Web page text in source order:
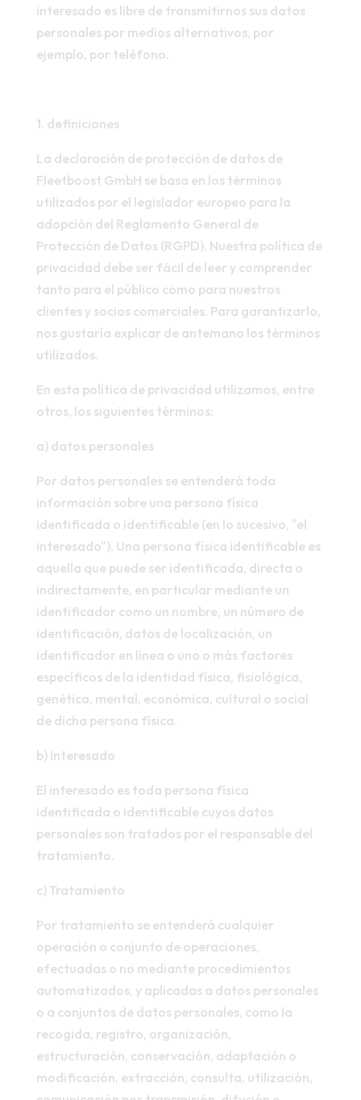
interesado es libre de transmitirnos sus datos
personales por medios alternativos, por
ejemplo, por teléfono.
1. definiciones
La declaración de protección de datos de
Fleetboost GmbH se basa en los términos
utilizados por el legislador europeo para la
adopción del Reglamento General de
Protección de Datos (RGPD). Nuestra política de
privacidad debe ser fácil de leer y comprender
tanto para el público como para nuestros
clientes y socios comerciales. Para garantizarlo,
nos gustaría explicar de antemano los términos
utilizados.
En esta política de privacidad utilizamos, entre
otros, los siguientes términos:
a) datos personales
Por datos personales se entenderá toda
información sobre una persona física
identificada o identificable (en lo sucesivo, "el
interesado"). Una persona física identificable es
aquella que puede ser identificada, directa o
indirectamente, en particular mediante un
identificador como un nombre, un número de
identificación, datos de localización, un
identificador en línea o uno o más factores
específicos de la identidad física, fisiológica,
genética, mental, económica, cultural o social
de dicha persona física.
b) Interesado
El interesado es toda persona física
identificada o identificable cuyos datos
personales son tratados por el responsable del
tratamiento.
c) Tratamiento
Por tratamiento se entenderá cualquier
operación o conjunto de operaciones,
efectuadas o no mediante procedimientos
automatizados, y aplicadas a datos personales
o a conjuntos de datos personales, como la
recogida, registro, organización,
estructuración, conservación, adaptación o
modificación, extracción, consulta, utilización,